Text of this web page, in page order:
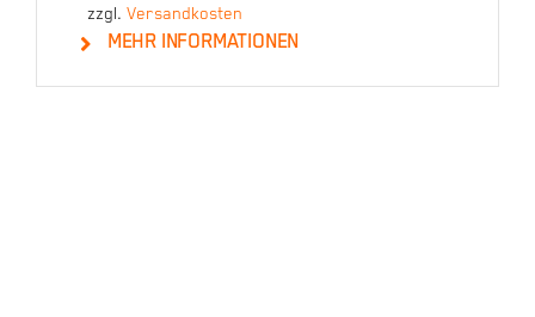
zzgl. Versandkosten
MEHR INFORMATIONEN